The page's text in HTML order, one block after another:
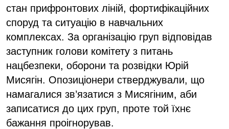
стан прифронтових ліній, фортифікаційних
споруд та ситуацію в навчальних
комплексах. За організацію груп відповідав
заступник голови комітету з питань
нацбезпеки, оборони та розвідки Юрій
Мисягін. Опозиціонери стверджували, що
намагалися зв’язатися з Мисягіним, аби
записатися до цих груп, проте той їхнє
бажання проігнорував.